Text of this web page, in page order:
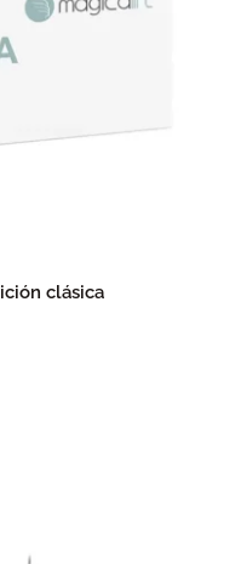
clásica